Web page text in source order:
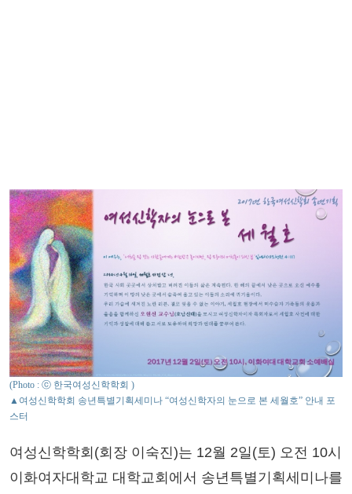
(Photo : ⓒ 한국여성신학학회 )
▲여성신학학회 송년특별기획세미나 “여성신학자의 눈으로 본 세월호” 안내 포
스터
여성신학학회(회장 이숙진)는 12월 2일(토) 오전 10시
이화여자대학교 대학교회에서 송년특별기획세미나를